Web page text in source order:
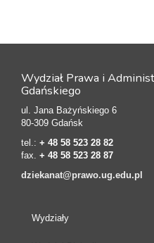
Wydział Prawa i
Gdańskiego
ul. Jana Bażyńskiego 6
80-309 Gdańsk
tel.: + 48 58 523 28 82
fax. + 48 58 523 28 87
dziekanat@prawo.ug.edu.pl
Wydziały